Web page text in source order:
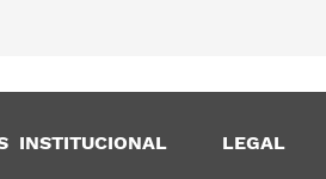
INSTITUCIONAL LEGAL